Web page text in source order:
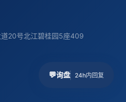
20号北江碧桂园5座409
💬询盘 24h内回复